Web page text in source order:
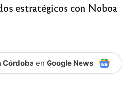
estratégicos con Noboa
Córdoba en Google News